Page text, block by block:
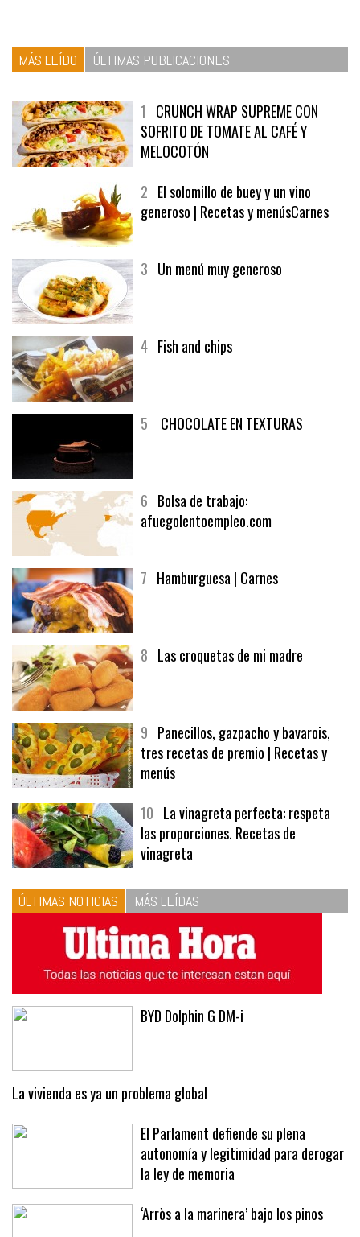
MÁS LEÍDO ÚLTIMAS PUBLICACIONES
1 CRUNCH WRAP SUPREME CON
SOFRITO DE TOMATE AL CAFÉ Y
MELOCOTÓN
2 El solomillo de buey y un vino
generoso | Recetas y menúsCarnes
3 Un menú muy generoso
4 Fish and chips
5 CHOCOLATE EN TEXTURAS
6 Bolsa de trabajo:
afuegolentoempleo.com
7 Hamburguesa | Carnes
8 Las croquetas de mi madre
9 Panecillos, gazpacho y bavarois,
tres recetas de premio | Recetas y
menús
10 La vinagreta perfecta: respeta
las proporciones. Recetas de
vinagreta
ÚLTIMAS NOTICIAS MÁS LEÍDAS
BYD Dolphin G DM-i
La vivienda es ya un problema global
El Parlament defiende su plena
autonomía y legitimidad para derogar
la ley de memoria
‘Arròs a la marinera’ bajo los pinos